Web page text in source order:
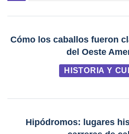
Cómo los caballos fueron
del Oeste
HISTORIA Y
Hipódromos: lugares